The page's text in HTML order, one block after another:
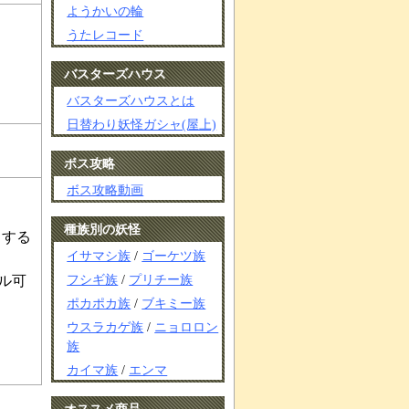
る
可
ようかいの輪
うたレコード
バスターズハウス
バスターズハウスとは
日替わり妖怪ガシャ(屋上)
ボス攻略
ボス攻略動画
種族別の妖怪
イサマシ族 / ゴーケツ族
フシギ族 / プリチー族
ポカポカ族 / ブキミー族
ウスラカゲ族 / ニョロロン
族
カイマ族 / エンマ